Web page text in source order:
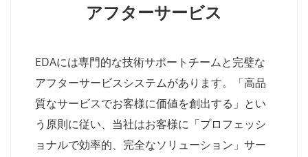
アフターサービス
EDAには専門的な技術サポートチームと完璧な
アフターサービスシステムがあります。「高品
質なサービスでお客様に価値を創出する」とい
う原則に従い、当社はお客様に「プロフェッシ
ョナルで効率的、完全なソリューション」サー